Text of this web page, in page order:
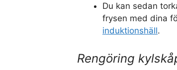
Du kan sedan
frysen med dina
induktionshäll.
Rengöring